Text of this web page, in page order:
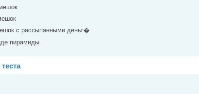
с рассыпанными деньг�…
пирамиды